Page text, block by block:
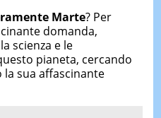
Marte? Per
domanda,
scienza e le
pianeta, cercando
sua affascinante